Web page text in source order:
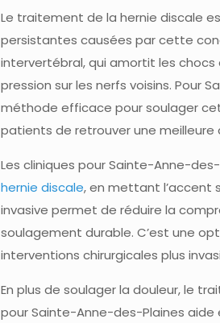
Le traitement de la hernie discale
persistantes causées par cette
intervertébral, qui amortit les
pression sur les nerfs voisins. Pour
méthode efficace pour soulager
patients de retrouver une meilleure
Les cliniques pour Sainte-Anne-
hernie discale, en mettant l’accent
invasive permet de réduire la
soulagement durable. C’est une
interventions chirurgicales plus
En plus de soulager la douleur, le
pour Sainte-Anne-des-Plaines